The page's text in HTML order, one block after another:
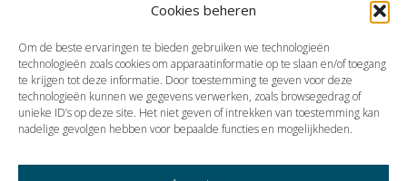
Cookies beheren
Om de beste ervaringen te bieden gebruiken we technologieën
technologieën zoals cookies om apparaatinformatie op te slaan en/of toegang
te krijgen tot deze informatie. Door toestemming te geven voor deze
technologieën kunnen we gegevens verwerken, zoals browsegedrag of
unieke ID’s op deze site. Het niet geven of intrekken van toestemming kan
nadelige gevolgen hebben voor bepaalde functies en mogelijkheden.
Vorige Volgende